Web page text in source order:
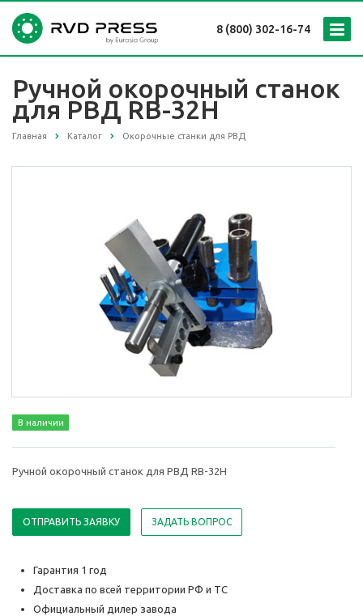
8 (800) 302-16-74
Ручной окорочный станок
для РВД RB-32H
Главная Каталог Окорочные станки для РВД
В наличии
Ручной окорочный станок для РВД RB-32H
ОТПРАВИТЬ ЗАЯВКУ ЗАДАТЬ ВОПРОС
Гарантия 1 год
Доставка по всей территории РФ и ТС
Официальный дилер завода